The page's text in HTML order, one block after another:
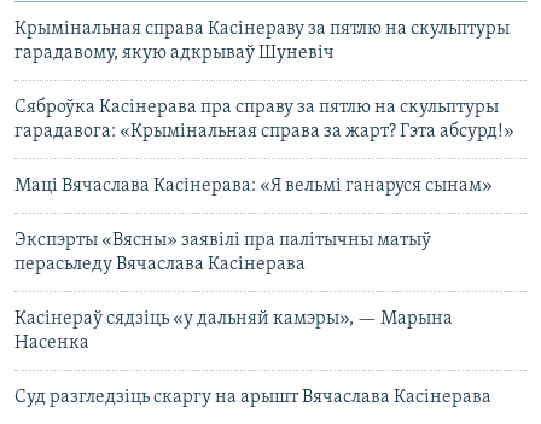
Крымінальная справа Касінераву за пятлю на скульптуры
гарадавому, якую адкрываў Шуневіч
Сяброўка Касінерава пра справу за пятлю на скульптуры
гарадавога: «Крымінальная справа за жарт? Гэта абсурд!»
Маці Вячаслава Касінерава: «Я вельмі ганаруся сынам»
Экспэрты «Вясны» заявілі пра палітычны матыў
перасьледу Вячаслава Касінерава
Касінераў сядзіць «у дальняй камэры», — Марына
Насенка
Суд разгледзіць скаргу на арышт Вячаслава Касінерава